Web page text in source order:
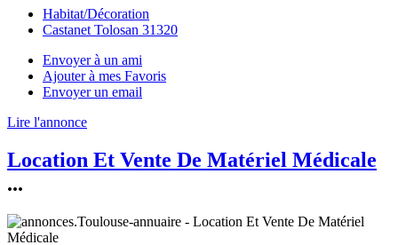
Habitat/Décoration
Castanet Tolosan 31320
Envoyer à un ami
Ajouter à mes Favoris
Envoyer un email
Lire l'annonce
Location Et Vente De Matériel Médicale
...